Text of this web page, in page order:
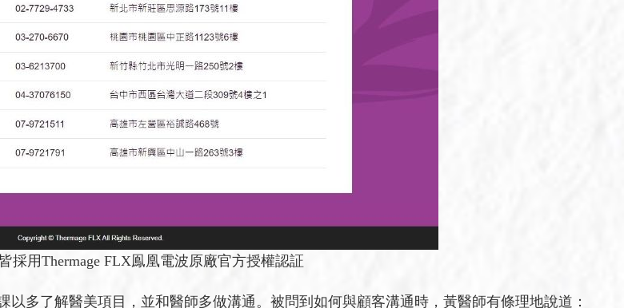
採用Thermage FLX鳯凰電波原廠官方授權認証
多了解醫美項目，並和醫師多做溝通。被問到如何與顧客溝通時，黃醫師有條理地說道：